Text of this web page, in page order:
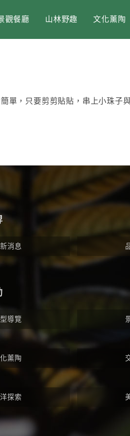
觀餐廳 山林野趣 文化薰陶
單，只要剪剪貼貼，串上小珠子
消息
導覽
薰陶
探索